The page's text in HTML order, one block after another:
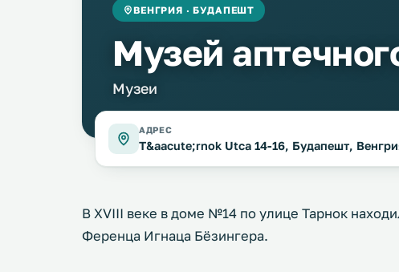
ВЕНГРИЯ · БУДАПЕШТ
Музей
Музеи
АДРЕС
T&aacute;rnok Utca 14-16, Будапешт,
В XVIII веке в доме №14 по улице Тарнок
Ференца Игнаца Бёзингера.